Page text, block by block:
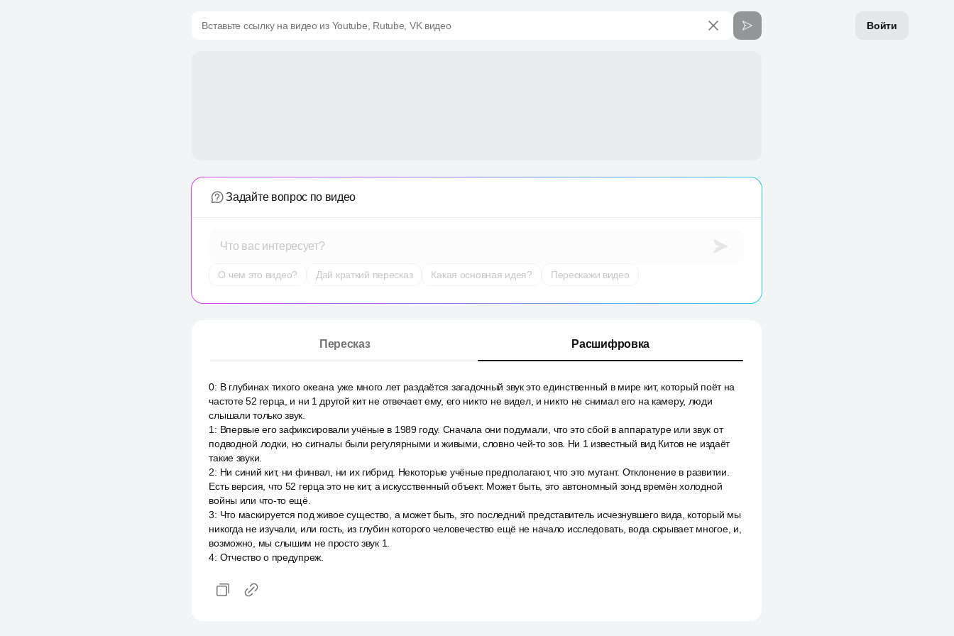
Войти
Вставьте ссылку на видео из Youtube, Rutube, VK видео
Задайте вопрос по видео
Что вас интересует?
О чем это видео? Дай краткий пересказ Какая основная идея? Перескажи видео
Пересказ Расшифровка
0: В глубинах тихого океана уже много лет раздаётся загадочный звук это единственный в мире кит, который поёт на
частоте 52 герца, и ни 1 другой кит не отвечает ему, его никто не видел, и никто не снимал его на камеру, люди
слышали только звук.
1 : Впервые его зафиксировали учёные в 1989 году. Сначала они подумали, что это сбой в аппаратуре или звук от
подводной лодки, но сигналы были регулярными и живыми, словно чей-то зов. Ни 1 известный вид Китов не издаёт
такие звуки.
2: Ни синий кит, ни финвал, ни их гибрид. Некоторые учёные предполагают, что это мутант. Отклонение в развитии.
Есть версия, что 52 герца это не кит, а искусственный объект. Может быть, это автономный зонд времён холодной
войны или что-то ещё.
3: Что маскируется под живое существо, а может быть, это последний представитель исчезнувшего вида, который мы
никогда не изучали, или гость, из глубин которого человечество ещё не начало исследовать, вода скрывает многое, и,
возможно, мы слышим не просто звук 1.
4: Отчество о предупреж.